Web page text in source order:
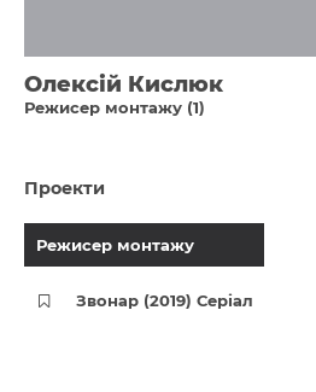
Олексій Кислюк
Режисер монтажу (1)
Проекти
Режисер монтажу
Звонар (2019) Серіал